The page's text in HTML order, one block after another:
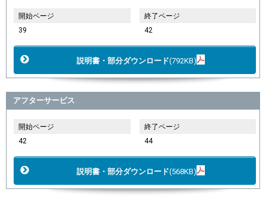
開始ページ
39
終了ページ
42
説明書・部分ダウンロード(792KB)
アフターサービス
開始ページ
42
終了ページ
44
説明書・部分ダウンロード(568KB)